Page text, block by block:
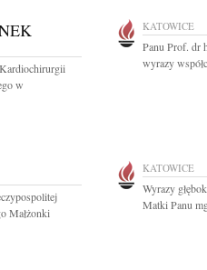
w
KATOWICE
Panu Prof. dr
wyrazy
Małżonki
KATOWICE
Wyrazy
Matki Panu